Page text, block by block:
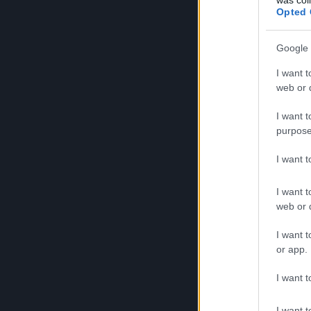
Opted
Google
I want
web or
I want
I want
I want
web or
I want
or app.
I want